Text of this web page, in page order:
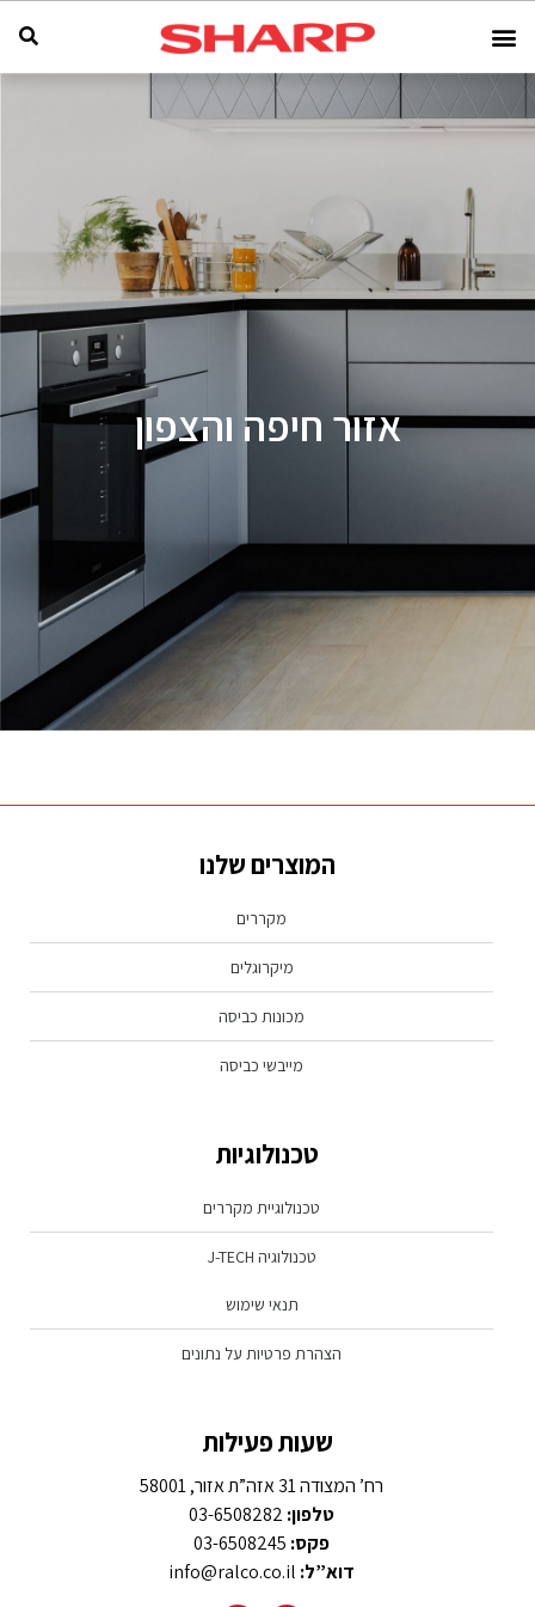
אזור חיפה והצפון
המוצרים שלנו
מקררים
מיקרוגלים
מכונות כביסה
מייבשי כביסה
טכנולוגיות
טכנולוגיית מקררים
טכנולוגיה J-TECH
תנאי שימוש
הצהרת פרטיות על נתונים
שעות פעילות
רח’ המצודה 31 אזה”ת אזור, 58001
טלפון:
פקס:
דוא”ל: